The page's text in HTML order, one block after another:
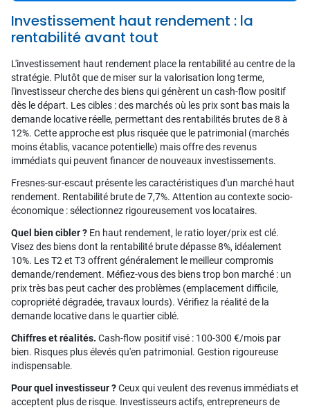
Investissement haut rendement : la
rentabilité avant tout
L'investissement haut rendement place la rentabilité au centre de la
stratégie. Plutôt que de miser sur la valorisation long terme,
l'investisseur cherche des biens qui génèrent un cash-flow positif
dès le départ. Les cibles : des marchés où les prix sont bas mais la
demande locative réelle, permettant des rentabilités brutes de 8 à
12%. Cette approche est plus risquée que le patrimonial (marchés
moins établis, vacance potentielle) mais offre des revenus
immédiats qui peuvent financer de nouveaux investissements.
Fresnes-sur-escaut présente les caractéristiques d'un marché haut
rendement. Rentabilité brute de 7,7%. Attention au contexte socio-
économique : sélectionnez rigoureusement vos locataires.
Quel bien cibler ? En haut rendement, le ratio loyer/prix est clé.
Visez des biens dont la rentabilité brute dépasse 8%, idéalement
10%. Les T2 et T3 offrent généralement le meilleur compromis
demande/rendement. Méfiez-vous des biens trop bon marché : un
prix très bas peut cacher des problèmes (emplacement difficile,
copropriété dégradée, travaux lourds). Vérifiez la réalité de la
demande locative dans le quartier ciblé.
Chiffres et réalités. Cash-flow positif visé : 100-300 €/mois par
bien. Risques plus élevés qu'en patrimonial. Gestion rigoureuse
indispensable.
Pour quel investisseur ?Ceux qui veulent des revenus immédiats et
acceptent plus de risque. Investisseurs actifs, entrepreneurs de